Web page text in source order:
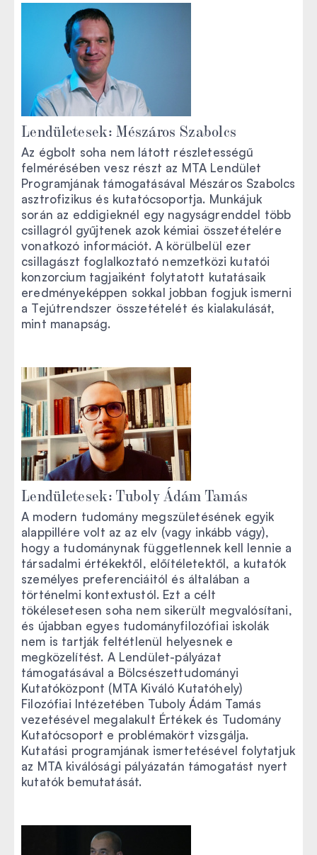
Lendületesek: Mészáros Szabolcs
Az égbolt soha nem látott részletességű
felmérésében vesz részt az MTA Lendület
Programjának támogatásával Mészáros Szabolcs
asztrofizikus és kutatócsoportja. Munkájuk
során az eddigieknél egy nagyságrenddel több
csillagról gyűjtenek azok kémiai összetételére
vonatkozó információt. A körülbelül ezer
csillagászt foglalkoztató nemzetközi kutatói
konzorcium tagjaiként folytatott kutatásaik
eredményeképpen sokkal jobban fogjuk ismerni
a Tejútrendszer összetételét és kialakulását,
mint manapság.
Lendületesek: Tuboly Ádám Tamás
A modern tudomány megszületésének egyik
alappillére volt az az elv (vagy inkább vágy),
hogy a tudománynak függetlennek kell lennie a
társadalmi értékektől, előítéletektől, a kutatók
személyes preferenciáitól és általában a
történelmi kontextustól. Ezt a célt
tökélesetesen soha nem sikerült megvalósítani,
és újabban egyes tudományfilozófiai iskolák
nem is tartják feltétlenül helyesnek e
megközelítést. A Lendület-pályázat
támogatásával a Bölcsészettudományi
Kutatóközpont (MTA Kiváló Kutatóhely)
Filozófiai Intézetében Tuboly Ádám Tamás
vezetésével megalakult Értékek és Tudomány
Kutatócsoport e problémakört vizsgálja.
Kutatási programjának ismertetésével folytatjuk
az MTA kiválósági pályázatán támogatást nyert
kutatók bemutatását.